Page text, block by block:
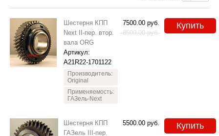
Шестерня КПП
Next II-пер. втор.
вала ORG
Артикул:
A21R22-1701122
Производитель:
Original
Применяемость:
ГАЗель-Next
7500.00 руб.
8500.00 руб.
Купить
Шестерня КПП
ГАЗель III-пер.
5500.00 руб. Купить